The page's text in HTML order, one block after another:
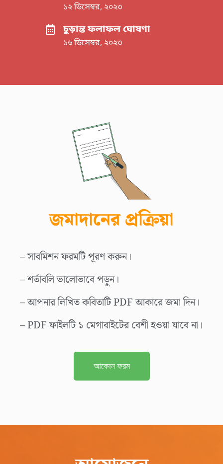
১২ ডিসেম্বর, ২০২৩
চুড়ান্ত ফলাফল ঘোষণা
১৬ ডিসেম্বর, ২০২৩
জমাদানের প্রক্রিয়া
– সাবমিশন ফরমটি পূরণ করুন।
–শর্তাবলি ভালোভাবে পড়ুন।
–আপনার লিখিত কবিতাটি PDF আকারে জমা দিন।
– PDF ফাইলটি ১ মেগাবাইটের বেশী হওয়া যাবে না।
আবেদন ফরম